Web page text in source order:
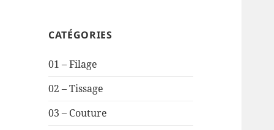
CATÉGORIES
01 – Filage
02 – Tissage
03 – Couture